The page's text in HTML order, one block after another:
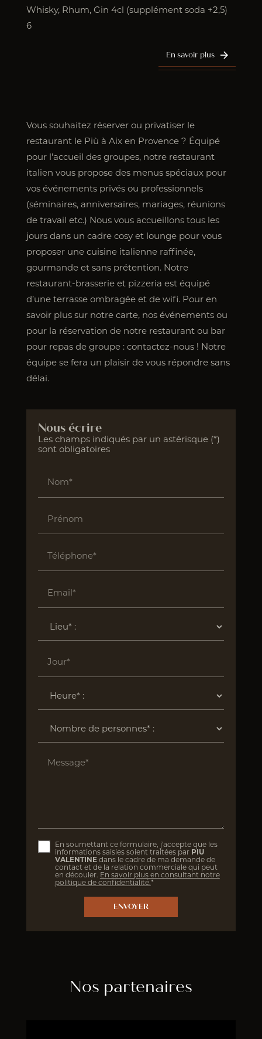
Whisky, Rhum, Gin 4cl (supplément soda +2,5)
6
En savoir plus
Vous souhaitez réserver ou privatiser le
restaurant le Più à Aix en Provence ? Équipé
pour l'accueil des groupes, notre restaurant
italien vous propose des menus spéciaux pour
vos événements privés ou professionnels
(séminaires, anniversaires, mariages, réunions
de travail etc.) Nous vous accueillons tous les
jours dans un cadre cosy et lounge pour vous
proposer une cuisine italienne raffinée,
gourmande et sans prétention. Notre
restaurant-brasserie et pizzeria est équipé
d’une terrasse ombragée et de wifi. Pour en
savoir plus sur notre carte, nos événements ou
pour la réservation de notre restaurant ou bar
pour repas de groupe : contactez-nous ! Notre
équipe se fera un plaisir de vous répondre sans
délai.
Nous écrire
Les champs indiqués par un astérisque (*)
sont obligatoires
Nom*
Prénom
Téléphone*
Email*
Jour*
Message*
En soumettant ce formulaire, j'accepte que les
informations saisies soient traitées par PIU
VALENTINEdans le cadre de ma demande de
contact et de la relation commerciale qui peut
en découler. En savoir plus en consultant notre
politique de confidentialité.*
Nos partenaires